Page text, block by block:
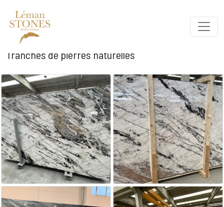
Tranches de pierres naturelles